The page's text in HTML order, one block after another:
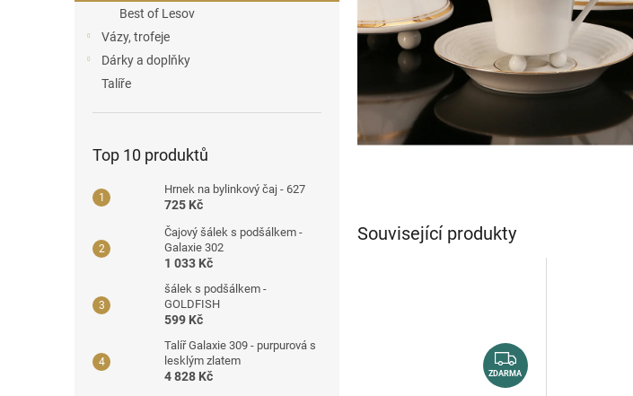
a
Best of Lesov
Vázy, trofeje
Dárky a doplňky
Talíře
Top 10 produktů
Hrnek na bylinkový čaj - 627
725 Kč
Čajový šálek s podšálkem -
Galaxie 302
1 033 Kč
šálek s podšálkem -
GOLDFISH
599 Kč
Talíř Galaxie 309 - purpurová s
lesklým zlatem
4 828 Kč
Související produkty
Z
D
ZDARMA